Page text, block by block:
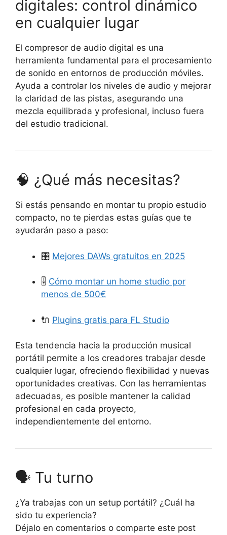
digitales: control dinámico
en cualquier lugar
El compresor de audio digital es una
herramienta fundamental para el procesamiento
de sonido en entornos de producción móviles.
Ayuda a controlar los niveles de audio y mejorar
la claridad de las pistas, asegurando una
mezcla equilibrada y profesional, incluso fuera
del estudio tradicional.
🧠 ¿Qué más necesitas?
Si estás pensando en montar tu propio estudio
compacto, no te pierdas estas guías que te
ayudarán paso a paso:
🎛️ Mejores DAWs gratuitos en 2025
🎚️ Cómo montar un home studio por
menos de 500€
🔌 Plugins gratis para FL Studio
Esta tendencia hacia la producción musical
portátil permite a los creadores trabajar desde
cualquier lugar, ofreciendo flexibilidad y nuevas
oportunidades creativas. Con las herramientas
adecuadas, es posible mantener la calidad
profesional en cada proyecto,
independientemente del entorno.
🗣️ Tu turno
¿Ya trabajas con un setup portátil? ¿Cuál ha
sido tu experiencia?
Déjalo en comentarios o comparte este post